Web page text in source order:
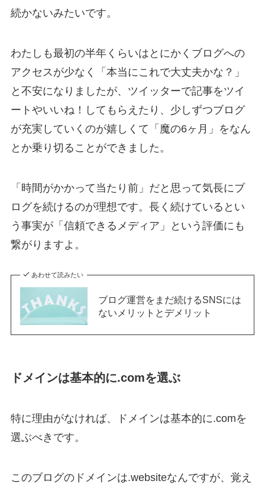
続かないみたいです。
わたしも最初の半年くらいはとにかくブログへの
アクセスが少なく「本当にこれで大丈夫かな？」
と不安になりましたが、ツイッターで記事をツイ
ートやいいね！してもらえたり、少しずつブログ
が充実していくのが嬉しくて「魔の6ヶ月」をなん
とか乗り切ることができました。
「時間がかかって当たり前」だと思って気長にブ
ログを続けるのが理想です。長く続けているとい
う事実が「信頼できるメディア」という評価にも
繋がりますよ。
あわせて読みたい
ブログ運営をまだ続けるSNSには
ないメリットとデメリット
ドメインは基本的に.comを選ぶ
特に理由がなければ、ドメインは基本的に.comを
選ぶべきです。
このブログのドメインは.websiteなんですが、覚え